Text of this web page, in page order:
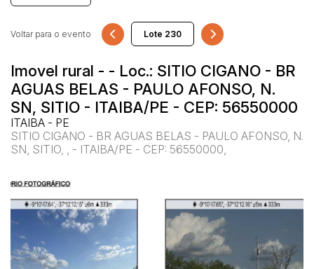
Imovel rural - - Loc.: SITIO CIGANO - BR
AGUAS BELAS - PAULO AFONSO, N.
SN, SITIO - ITAIBA/PE - CEP: 56550000
ITAIBA - PE
SITIO CIGANO - BR AGUAS BELAS - PAULO AFONSO, N.
SN, SITIO, , - ITAIBA/PE - CEP: 56550000,
Voltar para o evento